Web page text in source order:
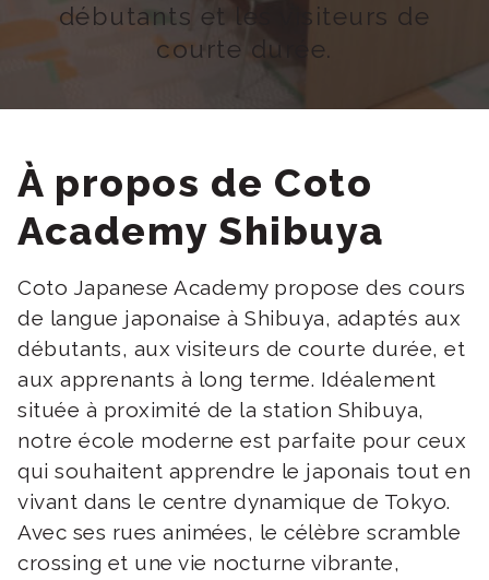
débutants et les visiteurs de
courte durée.
À propos de Coto
Academy Shibuya
Coto Japanese Academy propose des cours
de langue japonaise à Shibuya, adaptés aux
débutants, aux visiteurs de courte durée, et
aux apprenants à long terme. Idéalement
située à proximité de la station Shibuya,
notre école moderne est parfaite pour ceux
qui souhaitent apprendre le japonais tout en
vivant dans le centre dynamique de Tokyo.
Avec ses rues animées, le célèbre scramble
crossing et une vie nocturne vibrante,